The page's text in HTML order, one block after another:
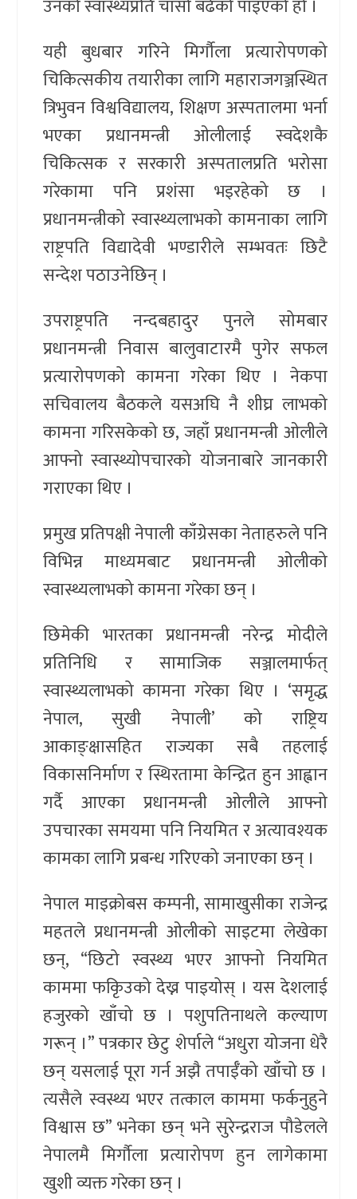
उनको स्वास्थ्यप्रति चासो बढेको पाइएको हो ।
यही बुधबार गरिने मिर्गौला प्रत्यारोपणको
चिकित्सकीय तयारीका लागि महाराजगञ्जस्थित
त्रिभुवन विश्वविद्यालय, शिक्षण अस्पतालमा भर्ना
भएका प्रधानमन्त्री ओलीलाई स्वदेशकै
चिकित्सक र सरकारी अस्पतालप्रति भरोसा
गरेकामा पनि प्रशंसा भइरहेको छ ।
प्रधानमन्त्रीको स्वास्थ्यलाभको कामनाका लागि
राष्ट्रपति विद्यादेवी भण्डारीले सम्भवतः छिटै
सन्देश पठाउनेछिन् ।
उपराष्ट्रपति नन्दबहादुर पुनले सोमबार
प्रधानमन्त्री निवास बालुवाटारमै पुगेर सफल
प्रत्यारोपणको कामना गरेका थिए । नेकपा
सचिवालय बैठकले यसअघि नै शीघ्र लाभको
कामना गरिसकेको छ, जहाँ प्रधानमन्त्री ओलीले
आफ्नो स्वास्थ्योपचारको योजनाबारे जानकारी
गराएका थिए ।
प्रमुख प्रतिपक्षी नेपाली काँग्रेसका नेताहरुले पनि
विभिन्न माध्यमबाट प्रधानमन्त्री ओलीको
स्वास्थ्यलाभको कामना गरेका छन् ।
छिमेकी भारतका प्रधानमन्त्री नरेन्द्र मोदीले
प्रतिनिधि र सामाजिक सञ्जालमार्फत्
स्वास्थ्यलाभको कामना गरेका थिए । ‘समृद्ध
नेपाल, सुखी नेपाली’ को राष्ट्रिय
आकाङ्क्षासहित राज्यका सबै तहलाई
विकासनिर्माण र स्थिरतामा केन्द्रित हुन आह्वान
गर्दै आएका प्रधानमन्त्री ओलीले आफ्नो
उपचारका समयमा पनि नियमित र अत्यावश्यक
कामका लागि प्रबन्ध गरिएको जनाएका छन् ।
नेपाल माइक्रोबस कम्पनी, सामाखुसीका राजेन्द्र
महतले प्रधानमन्त्री ओलीको साइटमा लेखेका
छन्, “छिटो स्वस्थ्य भएर आफ्नो नियमित
काममा फकिृउको देख्न पाइयोस् । यस देशलाई
हजुरको खाँचो छ । पशुपतिनाथले कल्याण
गरून् ।” पत्रकार छेटु शेर्पाले “अधुरा योजना धेरै
छन् यसलाई पूरा गर्न अझै तपाईँको खाँचो छ ।
त्यसैले स्वस्थ्य भएर तत्काल काममा फर्कनुहुने
विश्वास छ” भनेका छन् भने सुरेन्द्रराज पौडेलले
नेपालमै मिर्गौला प्रत्यारोपण हुन लागेकामा
खुशी व्यक्त गरेका छन् ।